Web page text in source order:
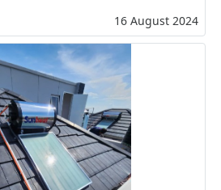
16 August 2024